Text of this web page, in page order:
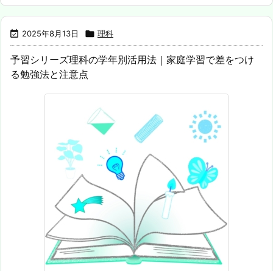
 2025年8月13日  理科
予習シリーズ理科の学年別活用法｜家庭学習で差をつけ
る勉強法と注意点